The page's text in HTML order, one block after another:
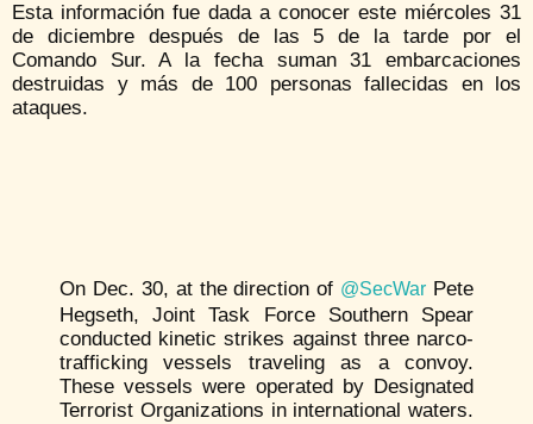
Esta información fue dada a conocer este miércoles 31
de diciembre después de las 5 de la tarde por el
Comando Sur. A la fecha suman 31 embarcaciones
destruidas y más de 100 personas fallecidas en los
ataques.
On Dec. 30, at the direction of @SecWar Pete
Hegseth, Joint Task Force Southern Spear
conducted kinetic strikes against three narco-
trafficking vessels traveling as a convoy.
These vessels were operated by Designated
Terrorist Organizations in international waters.